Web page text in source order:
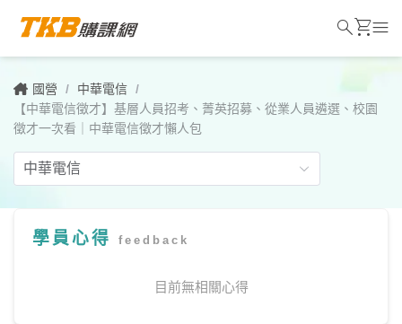
國營 / 中華電信 /
【中華電信徵才】基層人員招考、菁英招募、從業人員遴選、校園
徵才一次看｜中華電信徵才懶人包
【中
學員心得 feedback
目前無相關心得
searchshopping_cartmenu